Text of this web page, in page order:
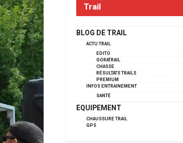
Trail
BLOG DE TRAIL
ACTU TRAIL
EDITO
GORATRAIL
CHASSE
RÉSULTATS TRAILS
PREMIUM
INFOS ENTRAINEMENT
SANTÉ
EQUIPEMENT
CHAUSSURE TRAIL
GPS